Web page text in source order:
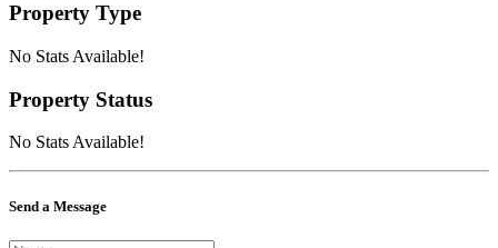
Property Type
No Stats Available!
Property Status
No Stats Available!
Send a Message